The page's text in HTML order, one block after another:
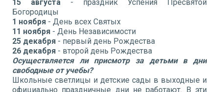
15 августа - праздник Успения Пресвятой
Богородицы
1 ноября - День всех Святых
11 ноября - День Независимости
25 декабря - первый день Рождества
26 декабря - второй день Рождества
Осуществляется ли присмотр за детьми в дни
свободные от учебы?
Школьные светлицы и детские сады в выходные и
официально праздничные дни не работают. В эти